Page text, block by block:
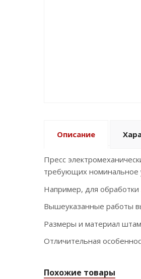
Описание
Пресс
требующих номинальное
Например, для
Вышеуказанные работы
Размеры и материал
Отличительная
Похожие товары